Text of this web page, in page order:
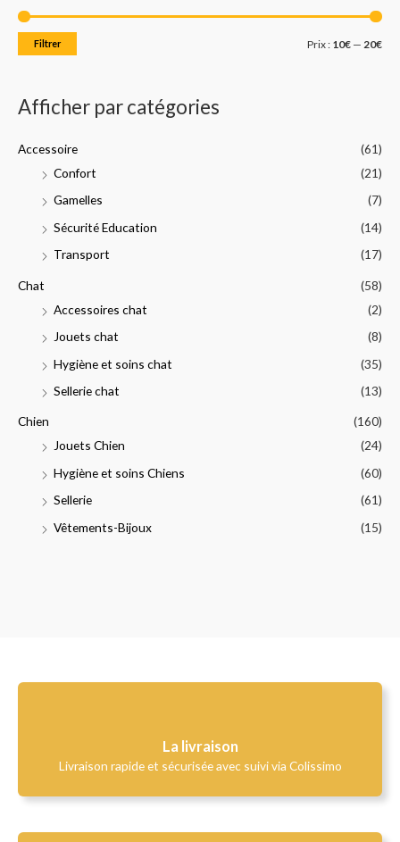
e
r
c
e
o
m
i
m
a
Filtrer Prix : 10€ — 20€
Afficher par catégories
Accessoire
(61)
Confort
(21)
Gamelles
(7)
Sécurité Education
(14)
Transport
(17)
Chat
(58)
Accessoires chat
(2)
Jouets chat
(8)
Hygiène et soins chat
(35)
Sellerie chat
(13)
Chien
(160)
Jouets Chien
(24)
Hygiène et soins Chiens
(60)
Sellerie
(61)
Vêtements-Bijoux
(15)
La livraison
Livraison rapide et sécurisée avec suivi via Colissimo